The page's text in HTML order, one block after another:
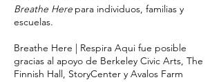
Breathe Here para individuos, familias y
escuelas.
Breathe Here | Respira Aqui fue posible
gracias al apoyo de Berkeley Civic Arts, The
Finnish Hall, StoryCenter y Avalos Farm